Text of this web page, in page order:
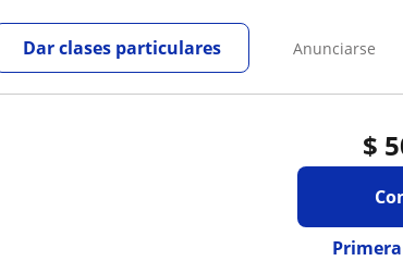
Anunciarse
Dar clases particulares
$